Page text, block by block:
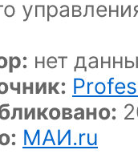
нет
МАИ.ru